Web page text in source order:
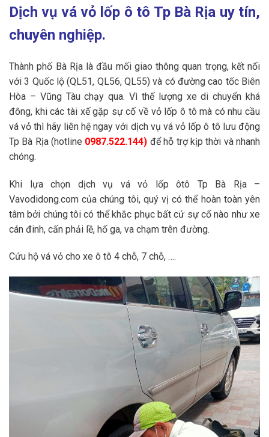
Dịch vụ vá vỏ lốp ô tô Tp Bà Rịa uy tín,
chuyên nghiệp.
Thành phố Bà Rịa là đầu mối giao thông quan trọng, kết nối
với 3 Quốc lộ (QL51, QL56, QL55) và có đường cao tốc Biên
Hòa – Vũng Tàu chạy qua. Vì thế lượng xe di chuyển khá
đông, khi các tài xế gặp sự cố về vỏ lốp ô tô mà có nhu cầu
vá vỏ thì hãy liên hệ ngay với dịch vụ vá vỏ lốp ô tô lưu động
Tp Bà Rịa (hotline 0987.522.144) để hỗ trợ kịp thời và nhanh
chóng.
Khi lựa chọn dịch vụ vá vỏ lốp ôtô Tp Bà Rịa –
Vavodidong.com của chúng tôi, quý vị có thể hoàn toàn yên
tâm bởi chúng tôi có thể khắc phục bất cứ sự cố nào như xe
cán đinh, cấn phải lề, hố ga, va chạm trên đường.
Cứu hộ vá vỏ cho xe ô tô 4 chỗ, 7 chỗ, ….